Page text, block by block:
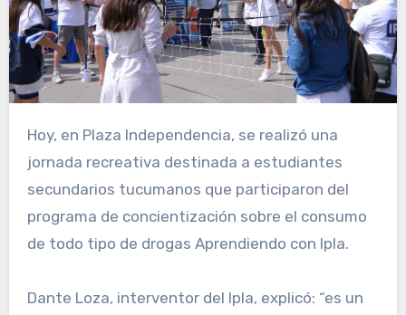
Hoy, en Plaza Independencia, se realizó una
jornada recreativa destinada a estudiantes
secundarios tucumanos que participaron del
programa de concientización sobre el consumo
de todo tipo de drogas Aprendiendo con Ipla.
Dante Loza, interventor del Ipla, explicó: “es un